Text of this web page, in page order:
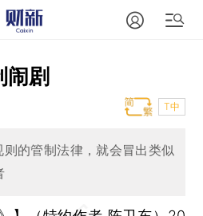
剧
T中
的管制法律，就会冒出类似